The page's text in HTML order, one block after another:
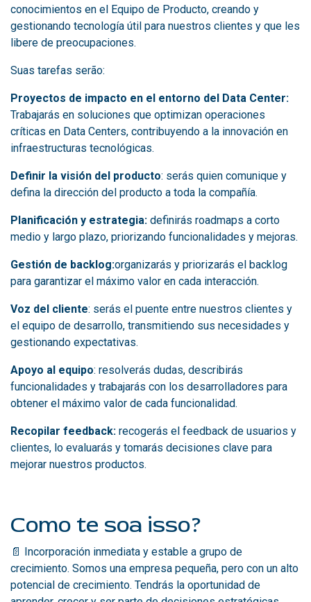
conocimientos en el Equipo de Producto, creando y
gestionando tecnología útil para nuestros clientes y que les
libere de preocupaciones.
Suas tarefas serão:
Proyectos de impacto en el entorno del Data Center:
Trabajarás en soluciones que optimizan operaciones
críticas en Data Centers, contribuyendo a la innovación en
infraestructuras tecnológicas.
Definir la visión del producto: serás quien comunique y
defina la dirección del producto a toda la compañía.
Planificación y estrategia: definirás roadmaps a corto
medio y largo plazo, priorizando funcionalidades y mejoras.
Gestión de backlog:organizarás y priorizarás el backlog
para garantizar el máximo valor en cada interacción.
Voz del cliente: serás el puente entre nuestros clientes y
el equipo de desarrollo, transmitiendo sus necesidades y
gestionando expectativas.
Apoyo al equipo: resolverás dudas, describirás
funcionalidades y trabajarás con los desarrolladores para
obtener el máximo valor de cada funcionalidad.
Recopilar feedback: recogerás el feedback de usuarios y
clientes, lo evaluarás y tomarás decisiones clave para
mejorar nuestros productos.
Como te soa isso?
📄 Incorporación inmediata y estable a grupo de
crecimiento. Somos una empresa pequeña, pero con un alto
potencial de crecimiento. Tendrás la oportunidad de